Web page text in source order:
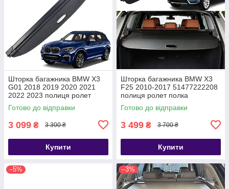
Шторка багажника BMW X3
G01 2018 2019 2020 2021
2022 2023 полиця ролет
Готово до відправки
3 099 ₴ 3 300 ₴
Купити
Шторка багажника BMW X3
F25 2010-2017 51477222208
полиця ролет полка
Готово до відправки
3 499 ₴ 3 700 ₴
Купити
–5% –3%